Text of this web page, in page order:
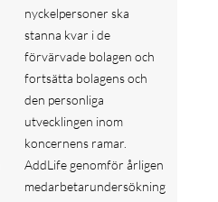
nyckelpersoner ska
stanna kvar i de
förvärvade bolagen och
fortsätta bolagens och
den personliga
utvecklingen inom
koncernens ramar.
AddLife genomför årligen
medarbetarundersökning